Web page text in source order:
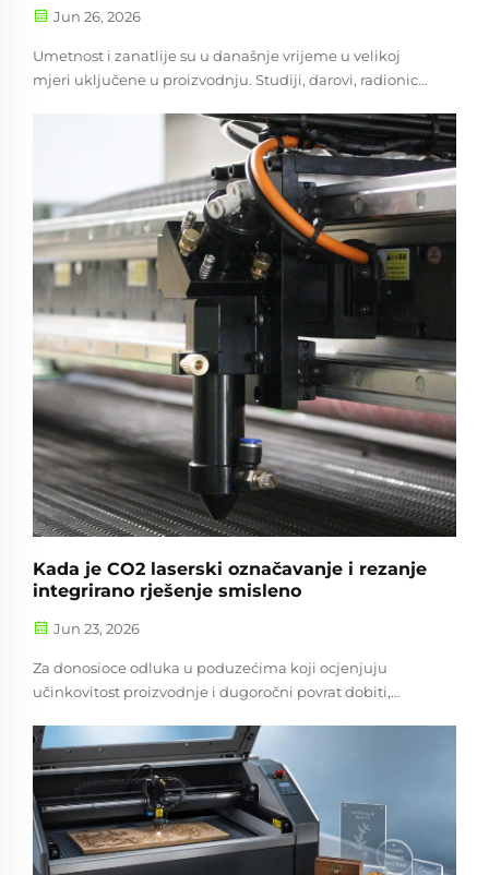
Jun 26, 2026
Umetnost i zanatlije su u današnje vrijeme u velikoj
mjeri uključene u proizvodnju. Studiji, darovi, radionice i
Kada je CO2 laserski označavanje i rezanje
integrirano rješenje smisleno
Jun 23, 2026
Za donosioce odluka u poduzećima koji ocjenjuju
učinkovitost proizvodnje i dugoročni povrat dobiti,
laserom može biti pametna ulaganja. Kombinujući
preci...